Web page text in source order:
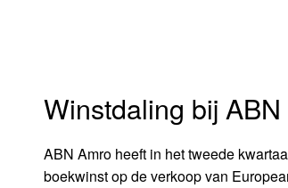
Winstdaling bij
ABN Amro heeft in het tweede
boekwinst op de verkoop van